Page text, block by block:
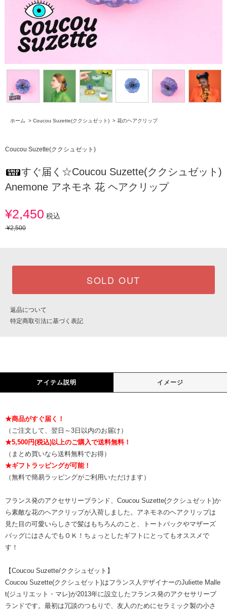
ホーム > Coucou Suzette(ククシュゼット) > 花のヘアクリップ
Coucou Suzette(ククシュゼット)
すぐ届く☆Coucou Suzette(ククシュゼット)
Anemone アネモネ 花 ヘアクリップ
¥2,450 税込
¥2,500
SOLD OUT
返品について
特定商取引法に基づく表記
アイテム説明 イメージ
★商品がすぐ届く！
（ご注文して、翌日～3日以内のお届け）
★5,500円(税込)以上のご購入で送料無料！
（まとめ買いなら送料無料でお得）
★ギフトラッピングが可能！
（無料で簡易ラッピングがご利用いただけます）
フランス発のアクセサリーブランド、Coucou Suzette(ククシュゼット)か
ら素敵な花のヘアクリップが入荷しました。アネモネのヘアクリップは
見た目の可愛いらしさで髪はもちろんのこと、トートバックやマザーズ
バッグにはさんでもＯＫ！ちょっとしたギフトにとってもオススメで
す！
【Coucou Suzette/ククシュゼット】
Coucou Suzette(ククシュゼット)はフランス人デザイナーのJuliette Malle
t(ジュリエット・マレ)が2013年に設立したフランス発のアクセサリーブ
ランドです。最初は冗談のつもりで、友人のためにセラミック製の小さ